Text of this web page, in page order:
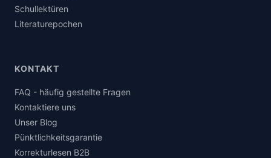
Schullektüren
Literaturepochen
KONTAKT
FAQ - häufig gestellte Fragen
Kontaktiere uns
Unser Blog
Pünktlichkeitsgarantie
Korrekturlesen B2B